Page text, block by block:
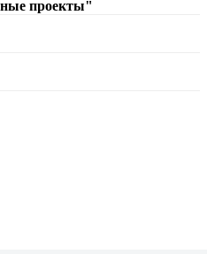
проекты"